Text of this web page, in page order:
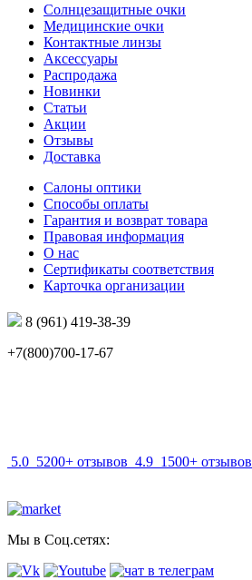
Солнцезащитные очки
Медицинские очки
Контактные линзы
Аксессуары
Распродажа
Новинки
Статьи
Акции
Отзывы
Доставка
Салоны оптики
Способы оплаты
Гарантия и возврат товара
Правовая информация
О нас
Сертификаты соответствия
Карточка организации
8 (961) 419-38-39
+7(800)700-17-67
5.0 5200+ отзывов 4.9 1500+ отзывов
Мы в Соц.сетях: